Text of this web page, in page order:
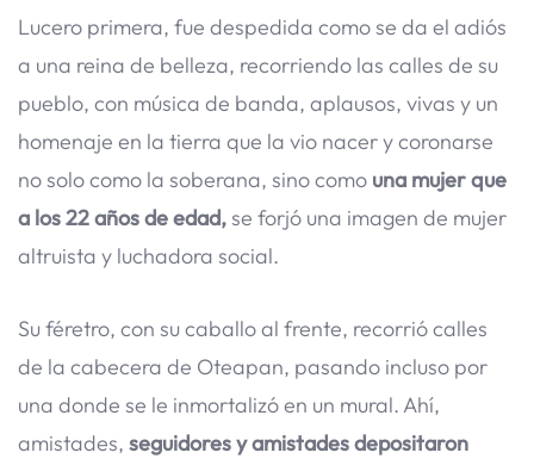
Lucero primera, fue despedida como se da el adiós
a una reina de belleza, recorriendo las calles de su
pueblo, con música de banda, aplausos, vivas y un
homenaje en la tierra que la vio nacer y coronarse
no solo como la soberana, sino como una mujer que
a los 22 años de edad,se forjó una imagen de mujer
altruista y luchadora social.
Su féretro, con su caballo al frente, recorrió calles
de la cabecera de Oteapan, pasando incluso por
una donde se le inmortalizó en un mural. Ahí,
amistades, seguidores y amistades depositaron